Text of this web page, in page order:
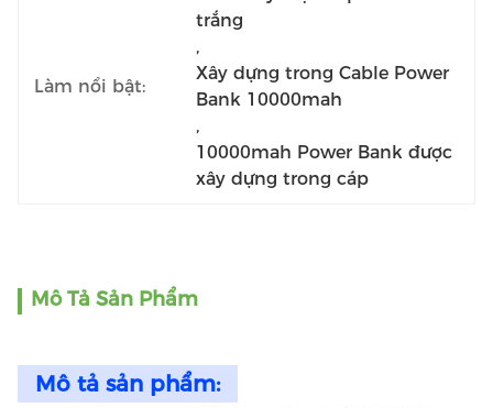
Làm nổi bật:
trắng
,
Xây dựng trong Cable Power
Bank 10000mah
,
10000mah Power Bank được
xây dựng trong cáp
Mô Tả Sản Phẩm
Mô tả sản phẩm: